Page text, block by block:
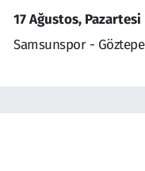
17 Ağustos, Pazartesi
Samsunspor - Göztepe